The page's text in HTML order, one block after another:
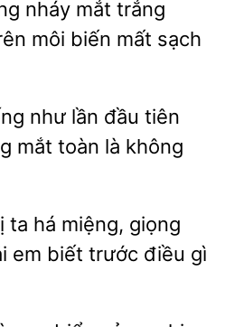
mắt trắng
môi
mất sạch
như lần đầu tiên
mắt toàn là không
ta há miệng, giọng
em biết trước